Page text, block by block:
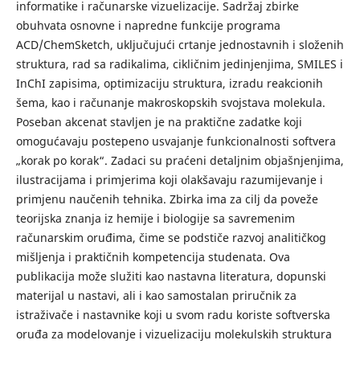
informatike i računarske vizuelizacije. Sadržaj zbirke
obuhvata osnovne i napredne funkcije programa
ACD/ChemSketch, uključujući crtanje jednostavnih i složenih
struktura, rad sa radikalima, cikličnim jedinjenjima, SMILES i
InChI zapisima, optimizaciju struktura, izradu reakcionih
šema, kao i računanje makroskopskih svojstava molekula.
Poseban akcenat stavljen je na praktične zadatke koji
omogućavaju postepeno usvajanje funkcionalnosti softvera
„korak po korak“. Zadaci su praćeni detaljnim objašnjenjima,
ilustracijama i primjerima koji olakšavaju razumijevanje i
primjenu naučenih tehnika. Zbirka ima za cilj da poveže
teorijska znanja iz hemije i biologije sa savremenim
računarskim oruđima, čime se podstiče razvoj analitičkog
mišljenja i praktičnih kompetencija studenata. Ova
publikacija može služiti kao nastavna literatura, dopunski
materijal u nastavi, ali i kao samostalan priručnik za
istraživače i nastavnike koji u svom radu koriste softverska
oruđa za modelovanje i vizuelizaciju molekulskih struktura